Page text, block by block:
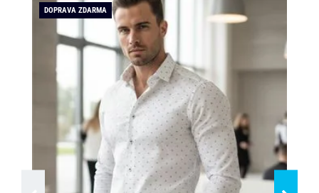
DOPRAVA ZDARMA